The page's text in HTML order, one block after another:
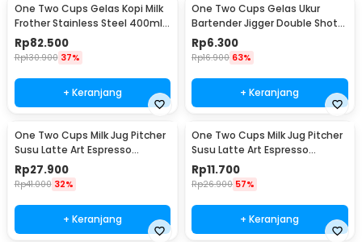
One Two Cups Gelas Kopi Milk
Frother Stainless Steel 400ml -
WZ0011
Rp82.500
Rp130.900 37%
+ Keranjang
One Two Cups Gelas Ukur
Bartender Jigger Double Shot
15ml and 30ml - LE2
Rp6.300
Rp16.900 63%
+ Keranjang
One Two Cups Milk Jug Pitcher
Susu Latte Art Espresso
Stainless Steel 200ml - J068
Rp27.900
Rp41.000 32%
+ Keranjang
One Two Cups Milk Jug Pitcher
Susu Latte Art Espresso
Stainless Steel 1oz - S06HG
Rp11.700
Rp26.900 57%
+ Keranjang